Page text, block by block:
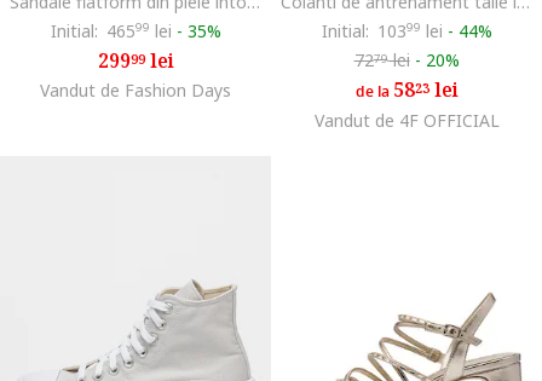
Initial: 46599 lei - 35%
29999lei
Vandut de Fashion Days
Initial: 10399 lei - 44%
7279lei - 20%
de la 5823lei
Vandut de 4F OFFICIAL